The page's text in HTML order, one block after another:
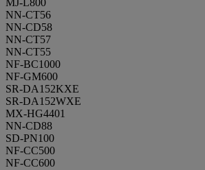
MJ-L800
NN-CT56
NN-CD58
NN-CT57
NN-CT55
NF-BC1000
NF-GM600
SR-DA152KXE
SR-DA152WXE
MX-HG4401
NN-CD88
SD-PN100
NF-CC500
NF-CC600